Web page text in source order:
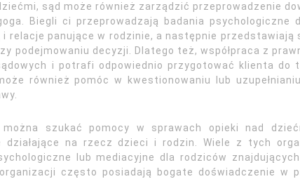
sąd może również zarządzić przeprowadzenie
Biegli ci przeprowadzają badania psychologiczne
relacje panujące w rodzinie, a następnie przedstawiają
podejmowaniu decyzji. Dlatego też, współpraca z
i potrafi odpowiednio przygotować klienta do
również pomóc w kwestionowaniu lub
można szukać pomocy w sprawach opieki nad
działające na rzecz dzieci i rodzin. Wiele z tych
lub mediacyjne dla rodziców
często posiadają bogate doświadczenie w